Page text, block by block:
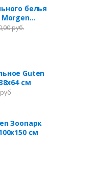
белья
руб.
Guten
см
Зоопарк
см